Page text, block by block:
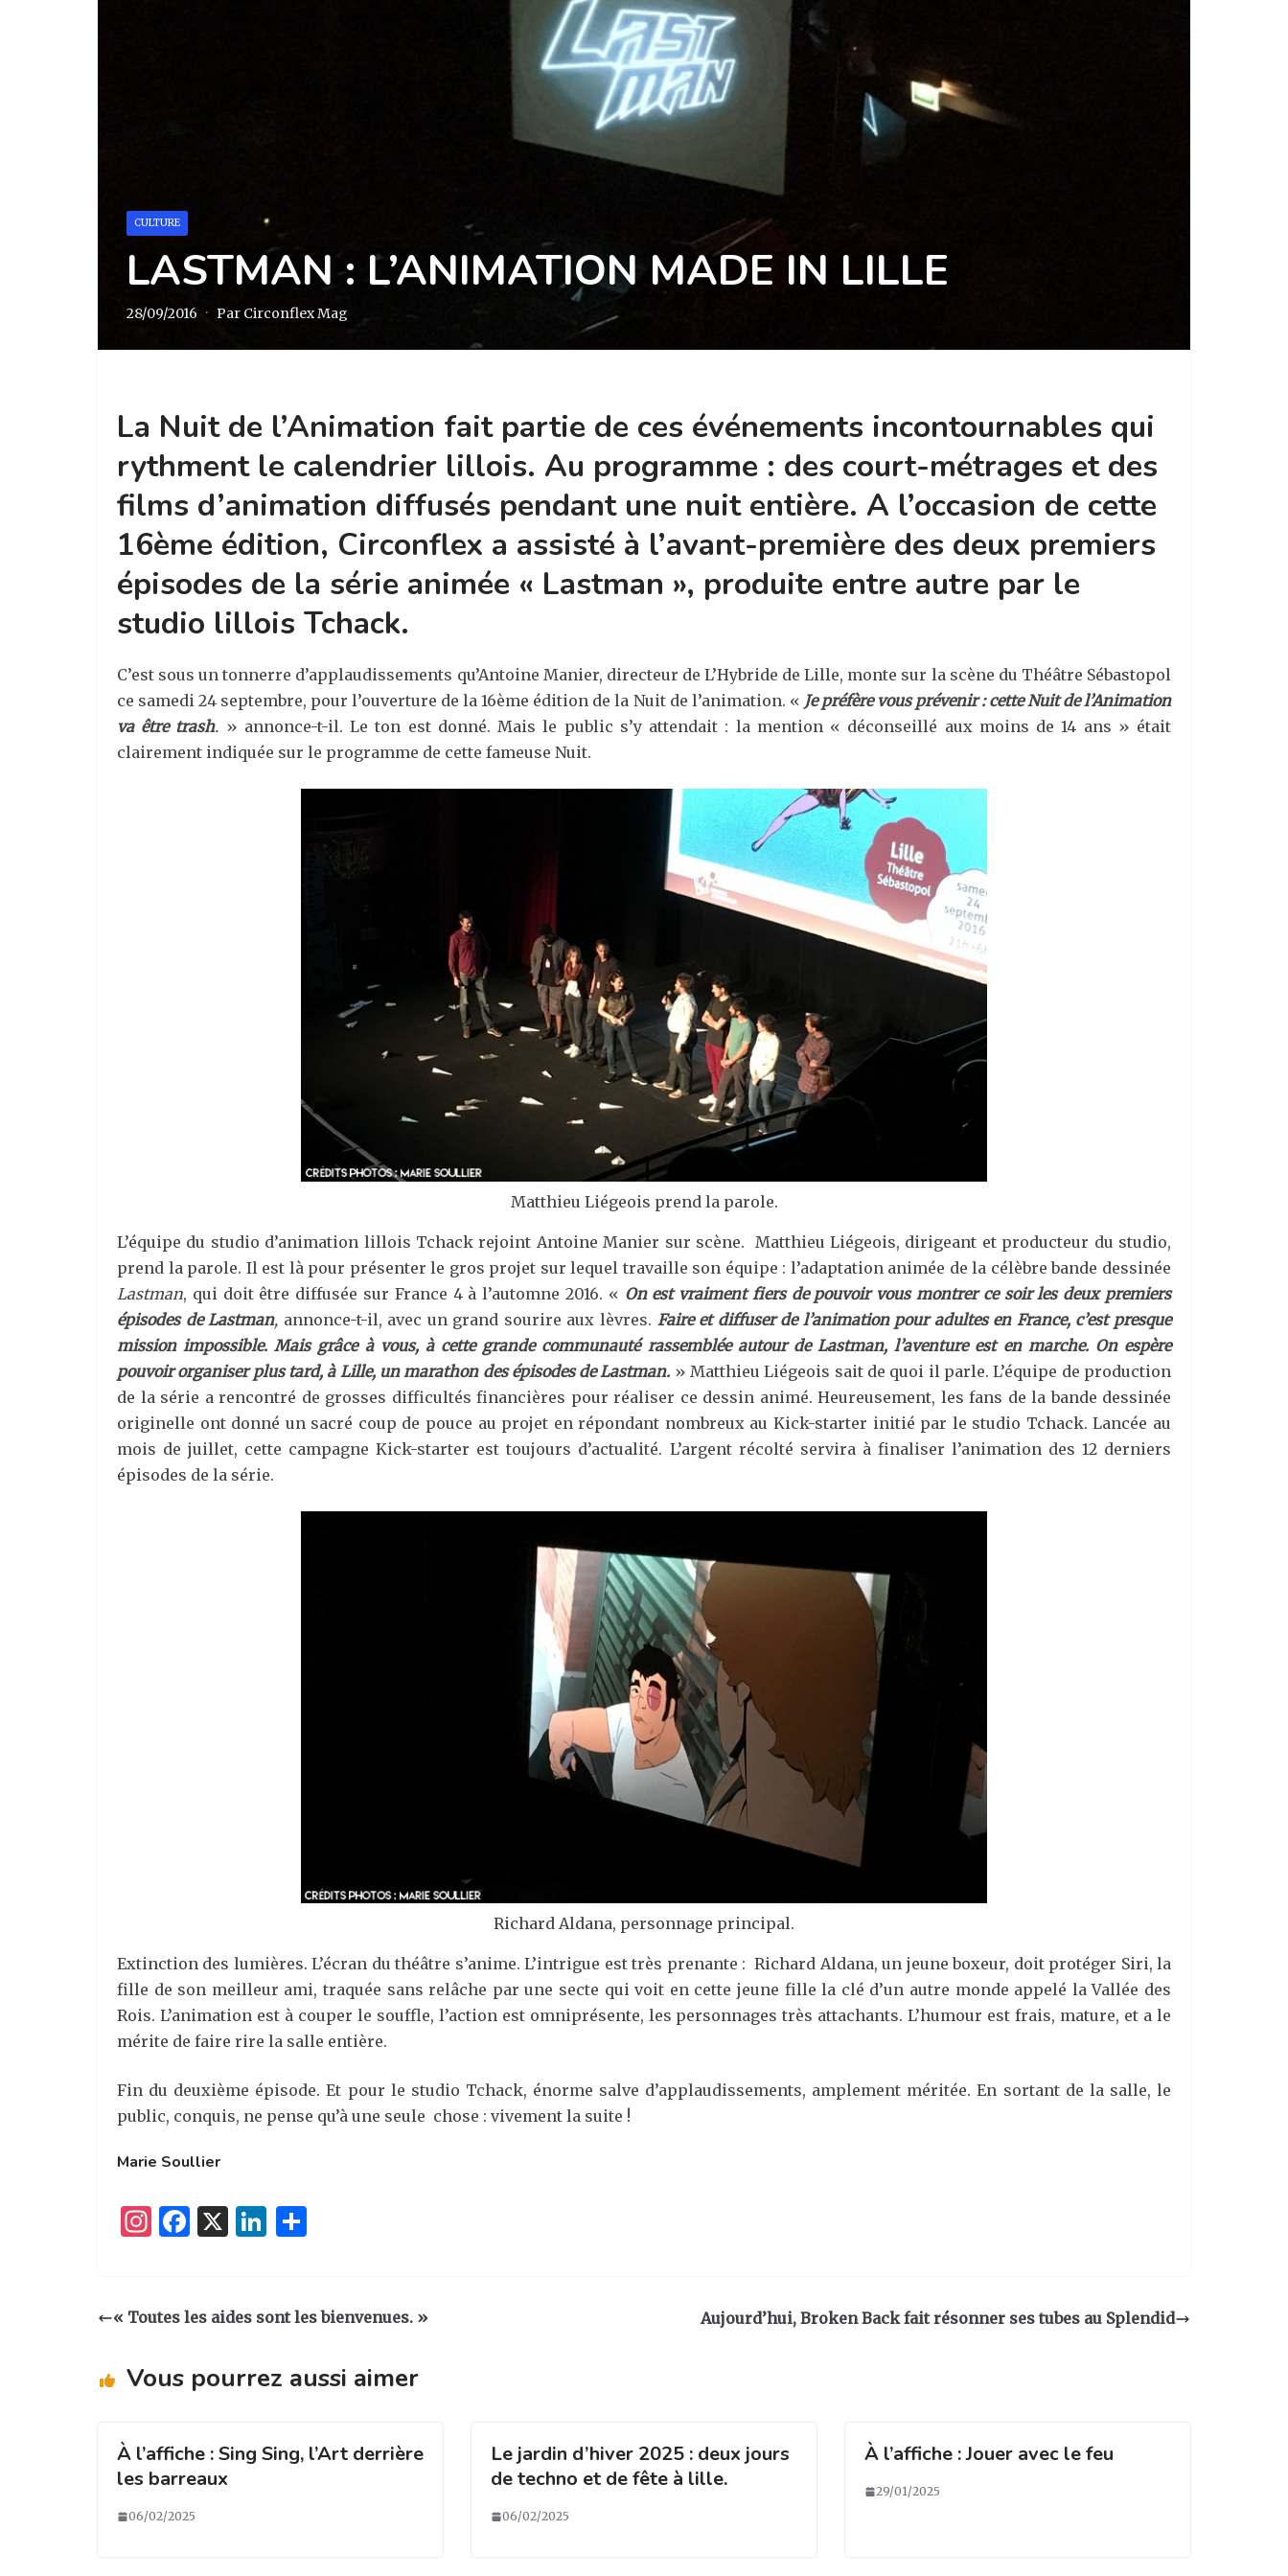
CULTURE
LASTMAN : L’ANIMATION MADE IN LILLE
28/09/2016 · Par Circonflex Mag
La Nuit de l’Animation fait partie de ces événements incontournables qui
rythment le calendrier lillois. Au programme : des court-métrages et des
films d’animation diffusés pendant une nuit entière. A l’occasion de cette
16ème édition, Circonflex a assisté à l’avant-première des deux premiers
épisodes de la série animée « Lastman », produite entre autre par le
studio lillois Tchack.
C’est sous un tonnerre d’applaudissements qu’Antoine Manier, directeur de L’Hybride de Lille, monte sur la scène du Théâtre Sébastopol
ce samedi 24 septembre, pour l’ouverture de la 16ème édition de la Nuit de l’animation. « Je préfère vous prévenir : cette Nuit de l’Animation
va être trash. » annonce-t-il. Le ton est donné. Mais le public s’y attendait : la mention « déconseillé aux moins de 14 ans » était
clairement indiquée sur le programme de cette fameuse Nuit.
Matthieu Liégeois prend la parole.
L’équipe du studio d’animation lillois Tchack rejoint Antoine Manier sur scène. Matthieu Liégeois, dirigeant et producteur du studio,
prend la parole. Il est là pour présenter le gros projet sur lequel travaille son équipe : l’adaptation animée de la célèbre bande dessinée
Lastman, qui doit être diffusée sur France 4 à l’automne 2016. « On est vraiment fiers de pouvoir vous montrer ce soir les deux premiers
épisodes de Lastman, annonce-t-il, avec un grand sourire aux lèvres. Faire et diffuser de l’animation pour adultes en France, c’est presque
mission impossible. Mais grâce à vous, à cette grande communauté rassemblée autour de Lastman, l’aventure est en marche. On espère
pouvoir organiser plus tard, à Lille, un marathon des épisodes de Lastman. » Matthieu Liégeois sait de quoi il parle. L’équipe de production
de la série a rencontré de grosses difficultés financières pour réaliser ce dessin animé. Heureusement, les fans de la bande dessinée
originelle ont donné un sacré coup de pouce au projet en répondant nombreux au Kick-starter initié par le studio Tchack. Lancée au
mois de juillet, cette campagne Kick-starter est toujours d’actualité. L’argent récolté servira à finaliser l’animation des 12 derniers
épisodes de la série.
Richard Aldana, personnage principal.
Extinction des lumières. L’écran du théâtre s’anime. L’intrigue est très prenante : Richard Aldana, un jeune boxeur, doit protéger Siri, la
fille de son meilleur ami, traquée sans relâche par une secte qui voit en cette jeune fille la clé d’un autre monde appelé la Vallée des
Rois. L’animation est à couper le souffle, l’action est omniprésente, les personnages très attachants. L’humour est frais, mature, et a le
mérite de faire rire la salle entière.
Fin du deuxième épisode. Et pour le studio Tchack, énorme salve d’applaudissements, amplement méritée. En sortant de la salle, le
public, conquis, ne pense qu’à une seule chose : vivement la suite !
Marie Soullier
I
a
ra
F
e
o
X
Li
e
n
g
« Toutes les aides sont les bienvenues. » Aujourd’hui, Broken Back fait résonner ses tubes au Splendid
Vous pourrez aussi aimer
À l’affiche : Sing Sing, l’Art derrière
les barreaux
06/02/2025
Le jardin d’hiver 2025 : deux jours
de techno et de fête à lille.
06/02/2025
À l’affiche : Jouer avec le feu
29/01/2025